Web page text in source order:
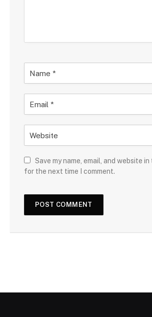
Save my name, email, and website
for the next time I comment.